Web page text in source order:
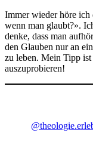
Immer wieder höre ich
wenn man glaubt?».
denke, dass man
den Glauben nur an
zu leben. Mein Tipp
auszuprobieren!